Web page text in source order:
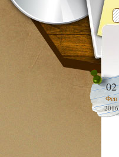
02
Фев
2016